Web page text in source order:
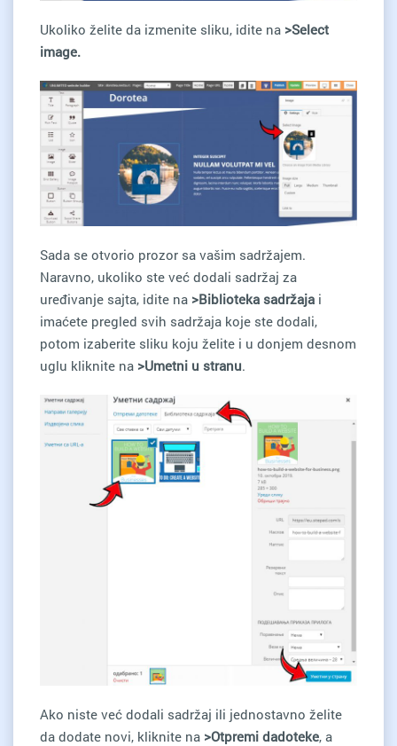
Ukoliko želite da izmenite sliku, idite na >Select
image.
Sada se otvorio prozor sa vašim sadržajem.
Naravno, ukoliko ste već dodali sadržaj za
uređivanje sajta, idite na >Biblioteka sadržaja i
imaćete pregled svih sadržaja koje ste dodali,
potom izaberite sliku koju želite i u donjem desnom
uglu kliknite na >Umetni u stranu.
Ako niste već dodali sadržaj ili jednostavno želite
da dodate novi, kliknite na >Otpremi dadoteke, a